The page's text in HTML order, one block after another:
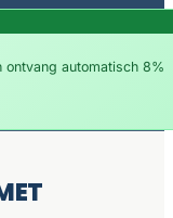
ontvang automatisch 8%